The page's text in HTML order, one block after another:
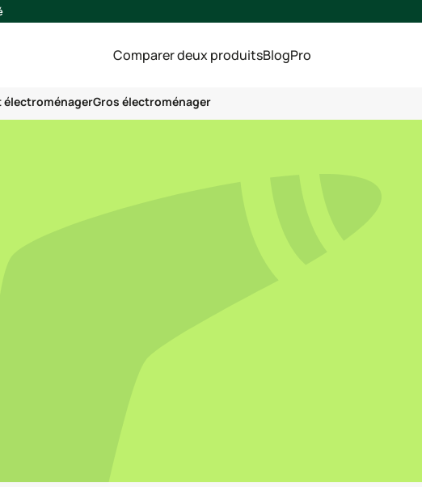
Comparer deux produitsBlogPro
électroménagerGros électroménager